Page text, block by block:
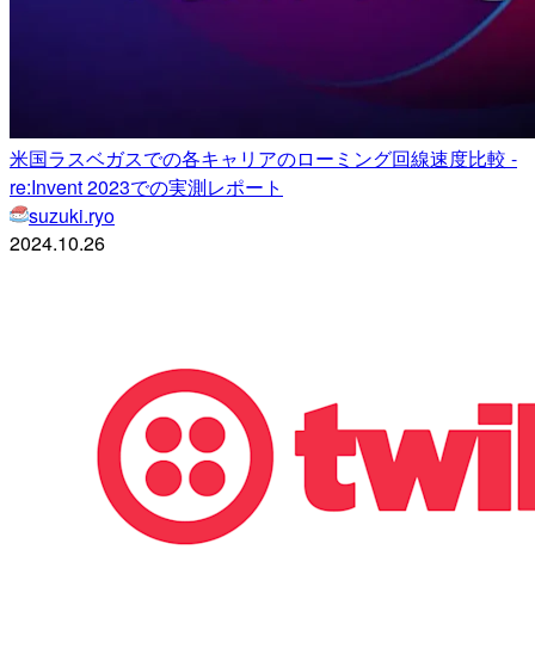
米国ラスベガスでの各キャリアのローミング回線速度比較 -
re:Invent 2023での実測レポート
suzuki.ryo
2024.10.26